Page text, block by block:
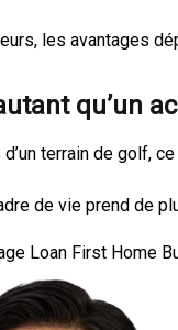
les avantages
qu’un
terrain de golf,
de vie prend de
Loan First Home